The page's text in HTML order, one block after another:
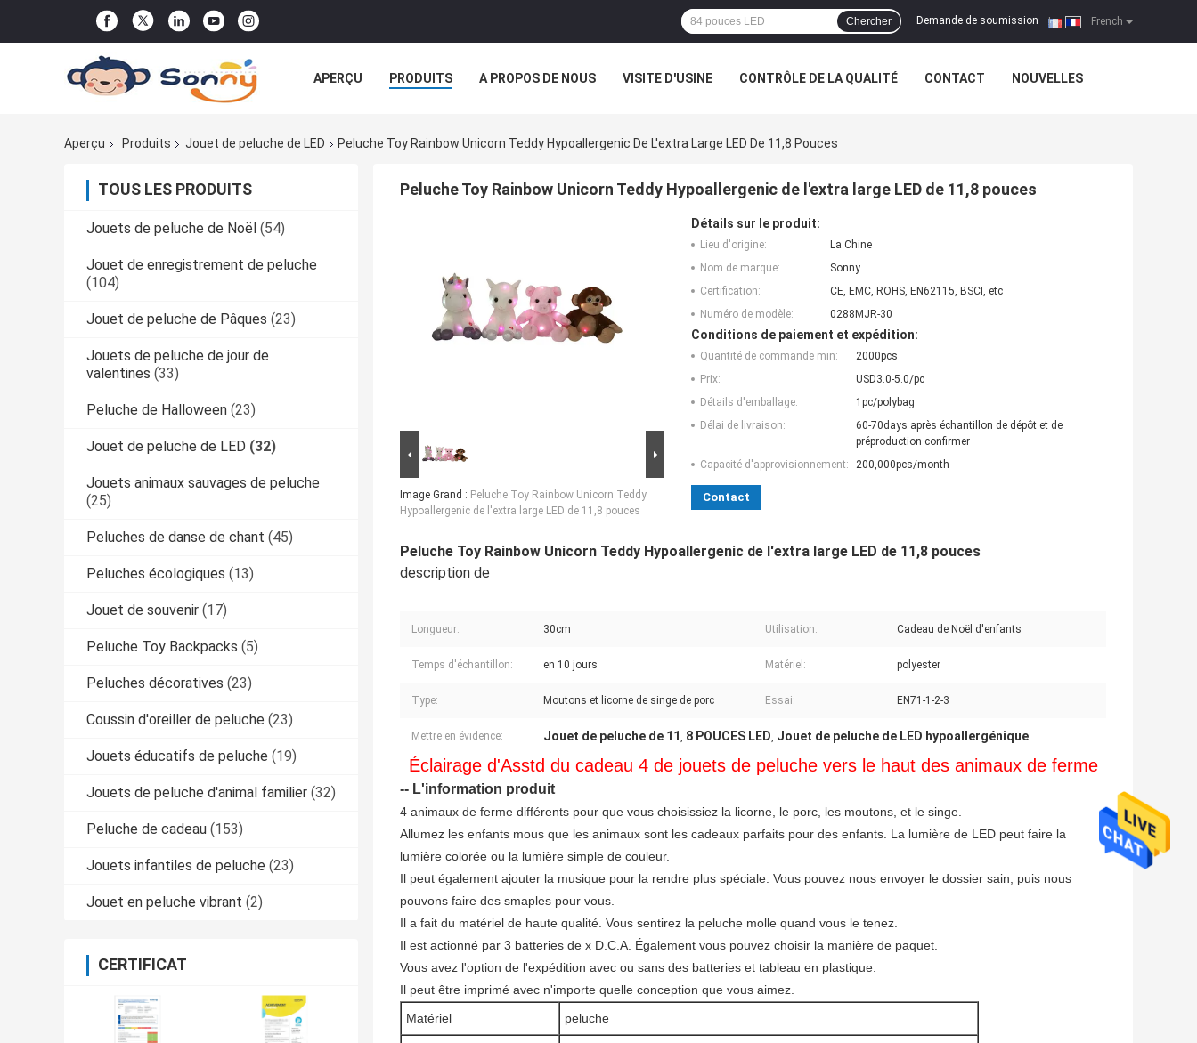
French
Demande de soumission |
Chercher
APERÇU PRODUITS A PROPOS DE NOUS VISITE D'USINE CONTRÔLE DE LA QUALITÉ CONTACT NOUVELLES
Aperçu
Produits Jouet de peluche de LED Peluche Toy Rainbow Unicorn Teddy Hypoallergenic De L'extra Large LED De 11,8 Pouces
TOUS LES PRODUITS
Jouets de peluche de Noël (54)
Jouet de enregistrement de peluche
(104)
Jouet de peluche de Pâques (23)
Jouets de peluche de jour de
valentines (33)
Peluche de Halloween (23)
Jouet de peluche de LED (32)
Jouets animaux sauvages de peluche
(25)
Peluches de danse de chant (45)
Peluches écologiques (13)
Jouet de souvenir (17)
Peluche Toy Backpacks (5)
Peluches décoratives (23)
Coussin d'oreiller de peluche (23)
Jouets éducatifs de peluche (19)
Jouets de peluche d'animal familier (32)
Peluche de cadeau (153)
Jouets infantiles de peluche (23)
Jouet en peluche vibrant (2)
CERTIFICAT
Peluche Toy Rainbow Unicorn Teddy Hypoallergenic de l'extra large LED de 11,8 pouces
Image Grand : Peluche Toy Rainbow Unicorn Teddy
Hypoallergenic de l'extra large LED de 11,8 pouces
Détails sur le produit:
Lieu d'origine:
La Chine
Nom de marque:
Sonny
Certification:
CE, EMC, ROHS, EN62115, BSCI, etc
Numéro de modèle:
0288MJR-30
Conditions de paiement et expédition:
Quantité de commande min:
2000pcs
Prix:
USD3.0-5.0/pc
Détails d'emballage:
1pc/polybag
Délai de livraison:
60-70days après échantillon de dépôt et de
préproduction confirmer
Capacité d'approvisionnement:
200,000pcs/month
Contact
Peluche Toy Rainbow Unicorn Teddy Hypoallergenic de l'extra large LED de 11,8 pouces
description de
Longueur: 30cm Utilisation: Cadeau de Noël d'enfants
Temps d'échantillon: en 10 jours Matériel: polyester
Type: Moutons et licorne de singe de porc Essai: EN71-1-2-3
Mettre en évidence: Jouet de peluche de 11 , 8 POUCES LED, Jouet de peluche de LED hypoallergénique
Éclairage d'Asstd du cadeau 4 de jouets de peluche vers le haut des animaux de ferme
-- L'information produit
4 animaux de ferme différents pour que vous choisissiez la licorne, le porc, les moutons, et le singe.
Allumez les enfants mous que les animaux sont les cadeaux parfaits pour des enfants. La lumière de LED peut faire la
lumière colorée ou la lumière simple de couleur.
Il peut également ajouter la musique pour la rendre plus spéciale. Vous pouvez nous envoyer le dossier sain, puis nous
pouvons faire des smaples pour vous.
Il a fait du matériel de haute qualité. Vous sentirez la peluche molle quand vous le tenez.
Il est actionné par 3 batteries de x D.C.A. Également vous pouvez choisir la manière de paquet.
Vous avez l'option de l'expédition avec ou sans des batteries et tableau en plastique.
Il peut être imprimé avec n'importe quelle conception que vous aimez.
Matériel
peluche